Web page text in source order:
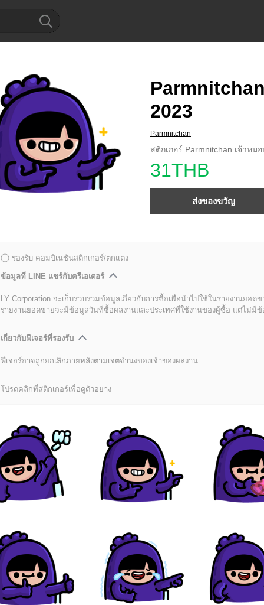
2023
Parmnitchan
สติกเกอร์ Parmnitchan เจ้าห
31THB
ส่งของขวัญ
รองรับ คอมบิเนชันสติกเกอร์/ตกแต่ง
ข้อมูลที่ LINE แชร์กับครีเอเตอร์
LY Corporation จะเก็บรวบรวมข้อมูลเกี่ยวกับการซื้อเพื่อนำไปใช้ในรายงานยอด
รายงานยอดขายจะมีข้อมูลวันที่ซื้อผลงานและประเทศที่ใช้งานของผู้ซื้อ แต่ไม่มี
เกี่ยวกับฟีเจอร์ที่รองรับ
ฟีเจอร์อาจถูกยกเลิกภายหลังตามเจตจำนงของเจ้าของผลงาน
โปรดคลิกที่สติกเกอร์เพื่อดูตัวอย่าง